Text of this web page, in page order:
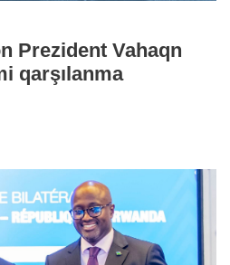
Prezident Vahaqn
qarşılanma